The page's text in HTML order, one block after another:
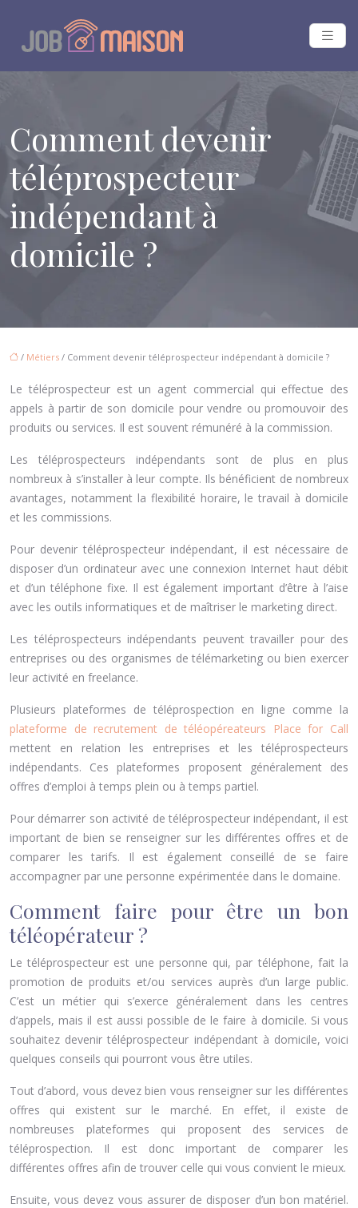
Comment devenir
téléprospecteur
indépendant à
domicile ?
/ Métiers / Comment devenir téléprospecteur indépendant à domicile ?
Le téléprospecteur est un agent commercial qui effectue des
appels à partir de son domicile pour vendre ou promouvoir des
produits ou services. Il est souvent rémunéré à la commission.
Les téléprospecteurs indépendants sont de plus en plus
nombreux à s’installer à leur compte. Ils bénéficient de nombreux
avantages, notamment la flexibilité horaire, le travail à domicile
et les commissions.
Pour devenir téléprospecteur indépendant, il est nécessaire de
disposer d’un ordinateur avec une connexion Internet haut débit
et d’un téléphone fixe. Il est également important d’être à l’aise
avec les outils informatiques et de maîtriser le marketing direct.
Les téléprospecteurs indépendants peuvent travailler pour des
entreprises ou des organismes de télémarketing ou bien exercer
leur activité en freelance.
Plusieurs plateformes de téléprospection en ligne comme la
plateforme de recrutement de téléopéreateurs Place for Call
mettent en relation les entreprises et les téléprospecteurs
indépendants. Ces plateformes proposent généralement des
offres d’emploi à temps plein ou à temps partiel.
Pour démarrer son activité de téléprospecteur indépendant, il est
important de bien se renseigner sur les différentes offres et de
comparer les tarifs. Il est également conseillé de se faire
accompagner par une personne expérimentée dans le domaine.
Comment faire pour être un bon
téléopérateur ?
Le téléprospecteur est une personne qui, par téléphone, fait la
promotion de produits et/ou services auprès d’un large public.
C’est un métier qui s’exerce généralement dans les centres
d’appels, mais il est aussi possible de le faire à domicile. Si vous
souhaitez devenir téléprospecteur indépendant à domicile, voici
quelques conseils qui pourront vous être utiles.
Tout d’abord, vous devez bien vous renseigner sur les différentes
offres qui existent sur le marché. En effet, il existe de
nombreuses plateformes qui proposent des services de
téléprospection. Il est donc important de comparer les
différentes offres afin de trouver celle qui vous convient le mieux.
Ensuite, vous devez vous assurer de disposer d’un bon matériel.